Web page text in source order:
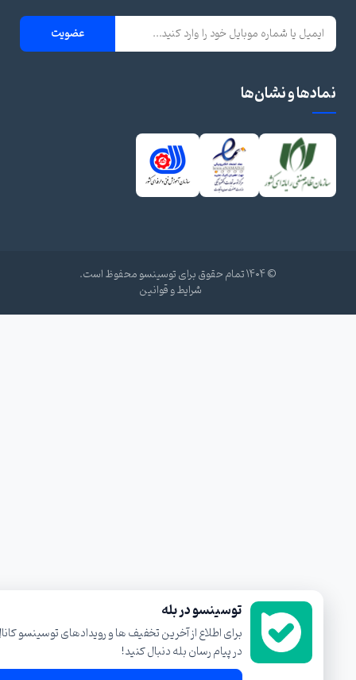
عضویت
و نشان‌ها
شرایط و قوانین
توسینسو در بله
برای اطلاع از آخرین تخفیف ها و رویدادهای توسینسو کانال ما را
در پیام رسان بله دنبال کنید!